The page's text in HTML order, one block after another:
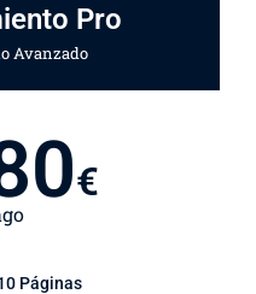
Pro
Avanzado
€
Páginas